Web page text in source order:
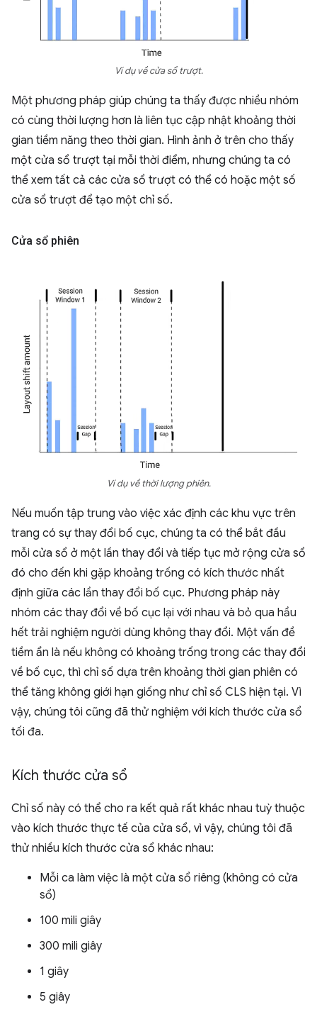
Ví dụ về cửa sổ trượt.
Một phương pháp giúp chúng ta thấy được nhiều nhóm
có cùng thời lượng hơn là liên tục cập nhật khoảng thời
gian tiềm năng theo thời gian. Hình ảnh ở trên cho thấy
một cửa sổ trượt tại mỗi thời điểm, nhưng chúng ta có
thể xem tất cả các cửa sổ trượt có thể có hoặc một số
cửa sổ trượt để tạo một chỉ số.
Cửa sổ phiên
Ví dụ về thời lượng phiên.
Nếu muốn tập trung vào việc xác định các khu vực trên
trang có sự thay đổi bố cục, chúng ta có thể bắt đầu
mỗi cửa sổ ở một lần thay đổi và tiếp tục mở rộng cửa sổ
đó cho đến khi gặp khoảng trống có kích thước nhất
định giữa các lần thay đổi bố cục. Phương pháp này
nhóm các thay đổi về bố cục lại với nhau và bỏ qua hầu
hết trải nghiệm người dùng không thay đổi. Một vấn đề
tiềm ẩn là nếu không có khoảng trống trong các thay đổi
về bố cục, thì chỉ số dựa trên khoảng thời gian phiên có
thể tăng không giới hạn giống như chỉ số CLS hiện tại. Vì
vậy, chúng tôi cũng đã thử nghiệm với kích thước cửa sổ
tối đa.
Kích thước cửa sổ
Chỉ số này có thể cho ra kết quả rất khác nhau tuỳ thuộc
vào kích thước thực tế của cửa sổ, vì vậy, chúng tôi đã
thử nhiều kích thước cửa sổ khác nhau:
Mỗi ca làm việc là một cửa sổ riêng (không có cửa
sổ)
100 mili giây
300 mili giây
1 giây
5 giây